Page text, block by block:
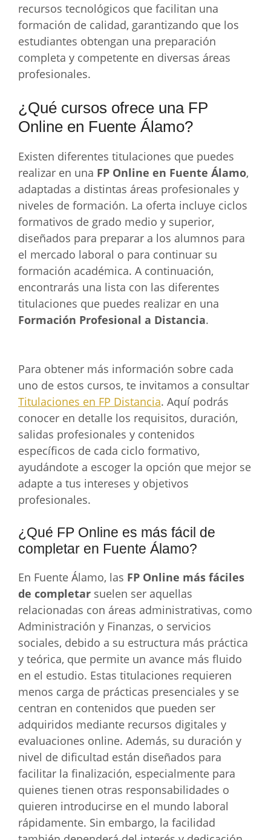
recursos tecnológicos que facilitan una
formación de calidad, garantizando que los
estudiantes obtengan una preparación
completa y competente en diversas áreas
profesionales.
¿Qué cursos ofrece una FP
Online en Fuente Álamo?
Existen diferentes titulaciones que puedes
realizar en una FP Online en Fuente Álamo,
adaptadas a distintas áreas profesionales y
niveles de formación. La oferta incluye ciclos
formativos de grado medio y superior,
diseñados para preparar a los alumnos para
el mercado laboral o para continuar su
formación académica. A continuación,
encontrarás una lista con las diferentes
titulaciones que puedes realizar en una
Formación Profesional a Distancia.
Para obtener más información sobre cada
uno de estos cursos, te invitamos a consultar
Titulaciones en FP Distancia. Aquí podrás
conocer en detalle los requisitos, duración,
salidas profesionales y contenidos
específicos de cada ciclo formativo,
ayudándote a escoger la opción que mejor se
adapte a tus intereses y objetivos
profesionales.
¿Qué FP Online es más fácil de
completar en Fuente Álamo?
En Fuente Álamo, las FP Online más fáciles
de completar suelen ser aquellas
relacionadas con áreas administrativas, como
Administración y Finanzas, o servicios
sociales, debido a su estructura más práctica
y teórica, que permite un avance más fluido
en el estudio. Estas titulaciones requieren
menos carga de prácticas presenciales y se
centran en contenidos que pueden ser
adquiridos mediante recursos digitales y
evaluaciones online. Además, su duración y
nivel de dificultad están diseñados para
facilitar la finalización, especialmente para
quienes tienen otras responsabilidades o
quieren introducirse en el mundo laboral
rápidamente. Sin embargo, la facilidad